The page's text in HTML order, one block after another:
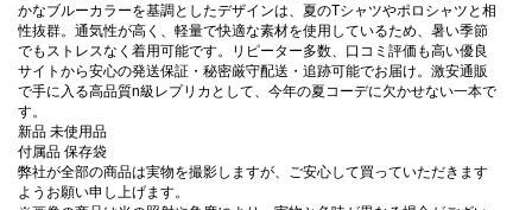
かなブルーカラーを基調としたデザインは、夏のTシャツやポロシャツと相
性抜群。通気性が高く、軽量で快適な素材を使用しているため、暑い季節
でもストレスなく着用可能です。リピーター多数、口コミ評価も高い優良
サイトから安心の発送保証・秘密厳守配送・追跡可能でお届け。激安通販
で手に入る高品質n級レプリカとして、今年の夏コーデに欠かせない一本で
す。
新品 未使用品
付属品 保存袋
弊社が全部の商品は実物を撮影しますが、ご安心して買っていただきます
ようお願い申し上げます。